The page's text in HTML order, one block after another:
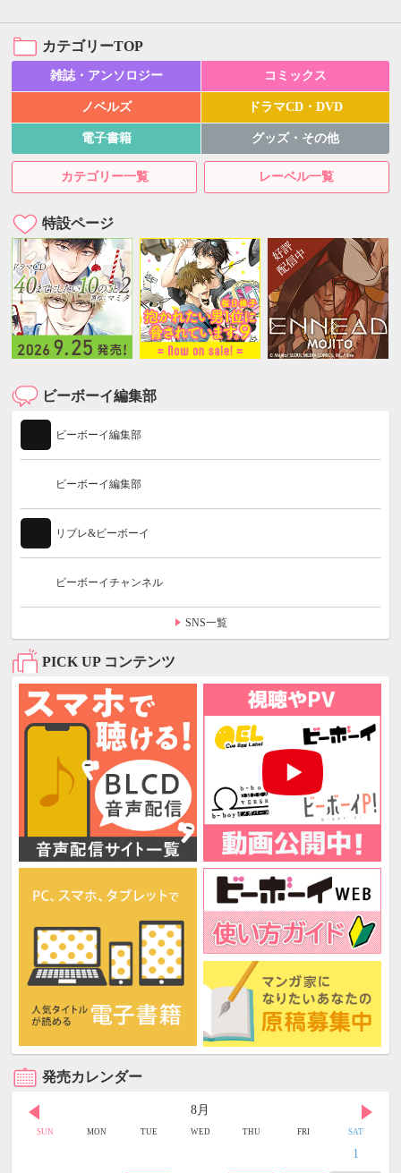
カテゴリーTOP
雑誌・アンソロジー コミックス
ノベルズ ドラマCD・DVD
電子書籍 グッズ・その他
カテゴリー一覧 レーベル一覧
特設ページ
ビーボーイ編集部
ビーボーイ編集部
ビーボーイ編集部
リブレ&ビーボーイ
ビーボーイチャンネル
SNS一覧
PICK UP コンテンツ
発売カレンダー
8月
SUN MON TUE WED THU FRI SAT
1